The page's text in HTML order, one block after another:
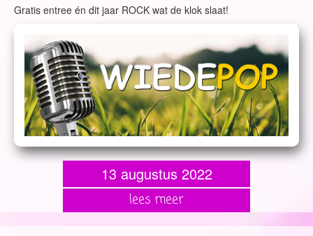
Gratis entree én dit jaar ROCK wat de klok slaat!
13 augustus 2022
lees meer